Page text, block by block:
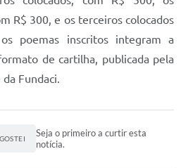
R$ 300, e os terceiros colocados
poemas inscritos integram a
de cartilha, publicada pela
Fundaci.
Seja o primeiro a curtir esta
notícia.